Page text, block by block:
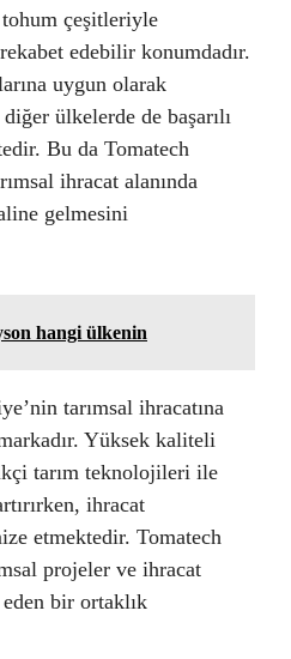
çeşitleriyle
edebilir konumdadır.
uygun olarak
ülkelerde de başarılı
Bu da Tomatech
ihracat alanında
gelmesini
hangi ülkenin
tarımsal ihracatına
Yüksek kaliteli
tarım teknolojileri ile
ihracat
etmektedir. Tomatech
projeler ve ihracat
bir ortaklık